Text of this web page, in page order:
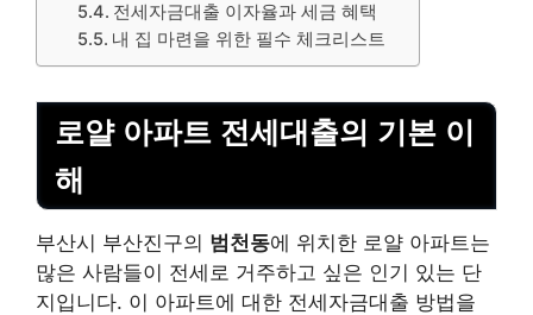
전세자금대출 이자율과 세금 혜택
내 집 마련을 위한 필수 체크리스트
로얄 아파트 전세대출의 기본 이
해
부산시 부산진구의 범천동에 위치한 로얄 아파트는
많은 사람들이 전세로 거주하고 싶은 인기 있는 단
지입니다. 이 아파트에 대한 전세자금대출 방법을